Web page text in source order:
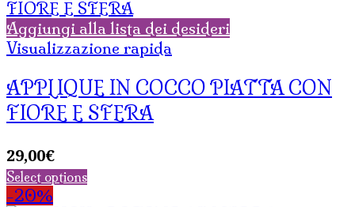
Aggiungi alla lista dei desideri
Visualizzazione rapida
APPLIQUE IN COCCO PIATTA CON
FIORE E SFERA
29,00€
Select options
-20%